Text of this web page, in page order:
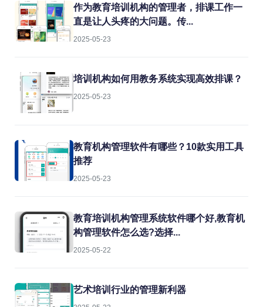
SAP教育机构管理信息系统正是为解决这
些问题而生的专业工具。
作为教育培训机构的管理者，排课工作一
直是让人头疼的大问题。传...
2025-05-23
培训机构如何用教务系统实现高效排课？
2025-05-23
教育机构管理软件有哪些？10款实用工具
推荐
2025-05-23
教育培训机构管理系统软件哪个好,教育机
构管理软件怎么选?选择...
2025-05-22
艺术培训行业的管理新利器